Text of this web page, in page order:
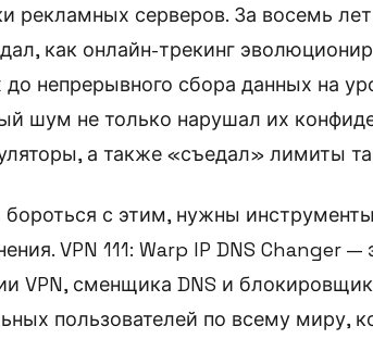
рекламных серверов. За восемь
как онлайн-трекинг
до непрерывного сбора данных на
шум не только нарушал их
а также «съедал» лимиты
с этим, нужны
VPN 111: Warp IP DNS Changer
VPN, сменщика DNS и
пользователей по всему миру,